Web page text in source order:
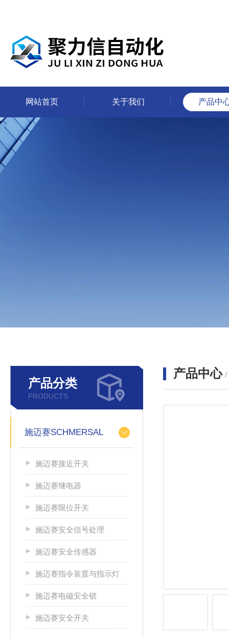
网站首页 关于我们 产品中
产品分类
PRODUCTS
施迈赛SCHMERSAL
施迈赛接近开关
施迈赛继电器
施迈赛限位开关
施迈赛安全信号处理
施迈赛安全传感器
施迈赛指令装置与指示灯
施迈赛电磁安全锁
施迈赛安全开关
产品中心 /